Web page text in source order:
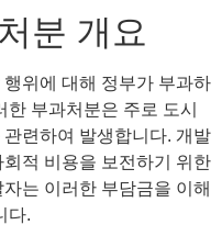
분 개요
위에 대해 정부가 부과하
부과처분은 주로 도시
련하여 발생합니다. 개발
적 비용을 보전하기 위한
는 이러한 부담금을 이해
다.